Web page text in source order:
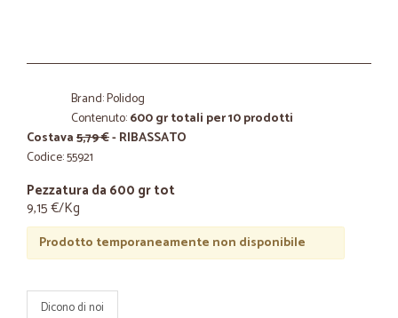
Brand: Polidog
Contenuto:600 gr totali per 10 prodotti
Costava5,79 €- RIBASSATO
Codice: 55921
Pezzatura da 600 gr tot
9,15 €/Kg
Prodotto temporaneamente non disponibile
Dicono di noi